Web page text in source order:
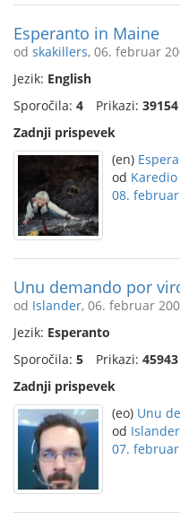
Esperanto in Maine
od skakillers, 06. februar
Jezik: English
Sporočila: 4 Prikazi: 39154
Zadnji prispevek
(en)
od Karedio
08.
Unu demando por
od Islander, 06. februar
Jezik: Esperanto
Sporočila: 5 Prikazi: 45943
Zadnji prispevek
(eo) Unu
od Islander
07.